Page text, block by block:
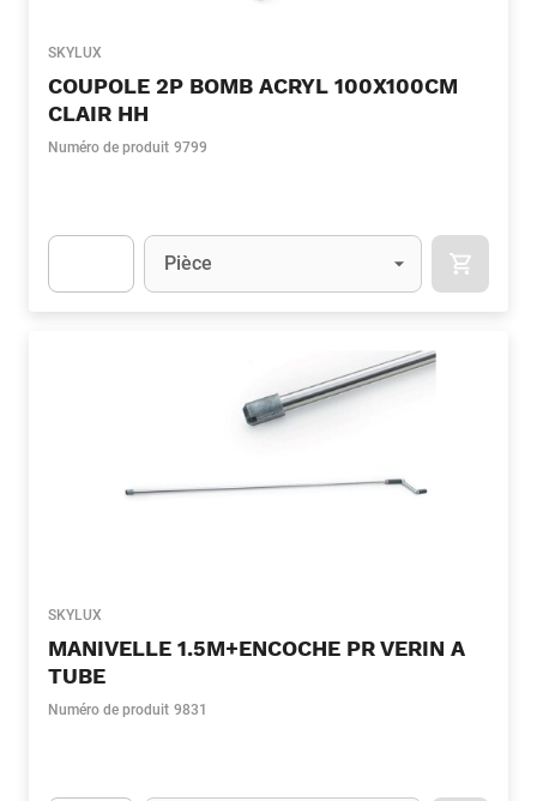
SKYLUX
COUPOLE 2P BOMB ACRYL 100X100CM
CLAIR HH
Numéro de produit 9799
Unité
Pièce
SKYLUX
MANIVELLE 1.5M+ENCOCHE PR VERIN A
TUBE
Numéro de produit 9831